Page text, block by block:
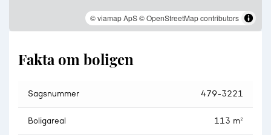
© viamap ApS© OpenStreetMap contributors
Fakta om boligen
Sagsnummer 479-3221
Boligareal 113 m²